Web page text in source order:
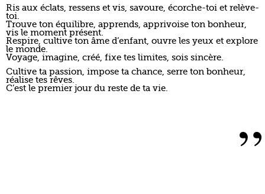
Ris aux éclats, ressens et vis, savoure, écorche-toi et relève-
toi.
Trouve ton équilibre, apprends, apprivoise ton bonheur,
vis le moment présent.
Respire, cultive ton âme d’enfant, ouvre les yeux et explore
le monde.
Voyage, imagine, créé, fixe tes limites, sois sincère.
Cultive ta passion, impose ta chance, serre ton bonheur,
réalise tes rêves.
C’est le premier jour du reste de ta vie.
”